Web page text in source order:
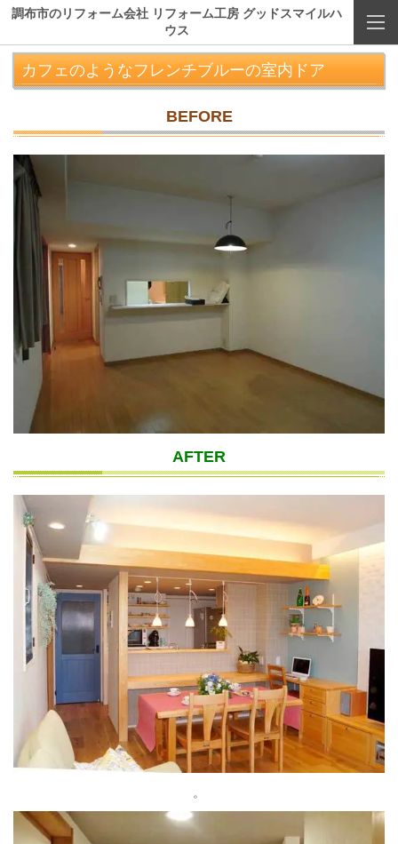
調布市のリフォーム会社 リフォーム工房 グッドスマイルハ
ウス
カフェのようなフレンチブルーの室内ドア
BEFORE
AFTER
。